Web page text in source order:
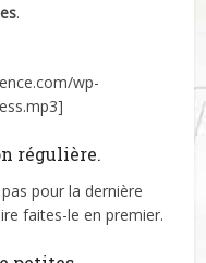
.
wp-
régulière.
pour la dernière
faites-le en premier.